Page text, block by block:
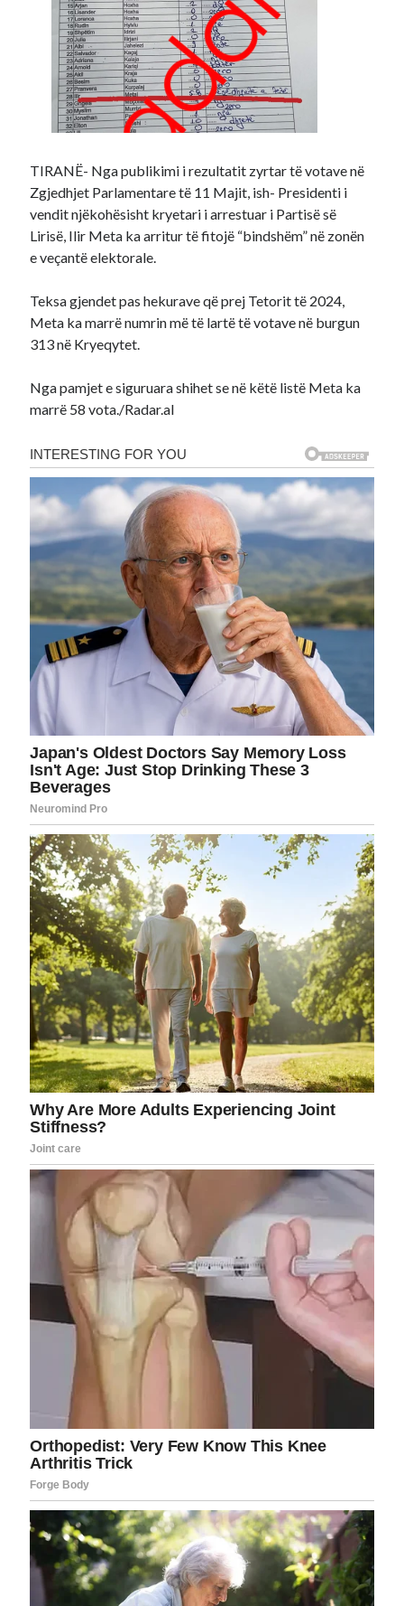
TIRANË- Nga publikimi i rezultatit zyrtar të votave në
Zgjedhjet Parlamentare të 11 Majit, ish- Presidenti i
vendit njëkohësisht kryetari i arrestuar i Partisë së
Lirisë, Ilir Meta ka arritur të fitojë “bindshëm” në zonën
e veçantë elektorale.
Teksa gjendet pas hekurave që prej Tetorit të 2024,
Meta ka marrë numrin më të lartë të votave në burgun
313 në Kryeqytet.
Nga pamjet e siguruara shihet se në këtë listë Meta ka
marrë 58 vota./Radar.al